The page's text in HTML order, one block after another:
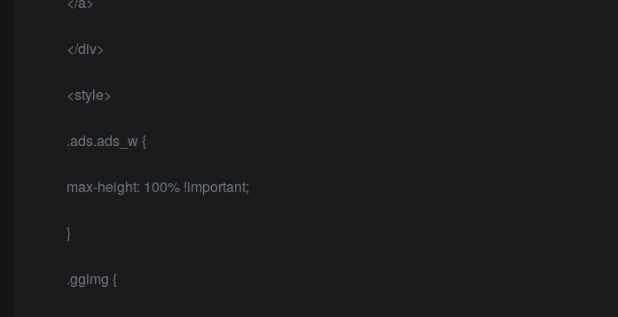
</div>
<style>
.ads.ads_w {
max-height: 100% !important;
}
.ggimg {